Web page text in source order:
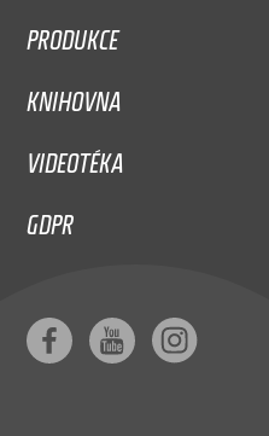
PRODUKCE
KNIHOVNA
VIDEOTÉKA
GDPR